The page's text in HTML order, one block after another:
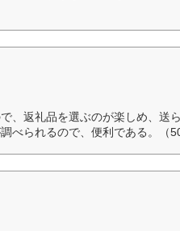
、返礼品を選ぶのが楽しめ、送
べられるので、便利である。（